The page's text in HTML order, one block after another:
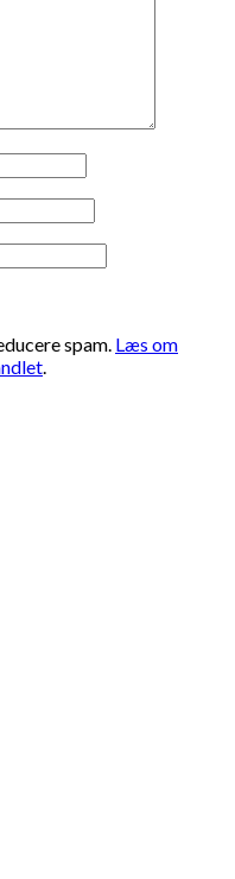
spam. Læs om
.